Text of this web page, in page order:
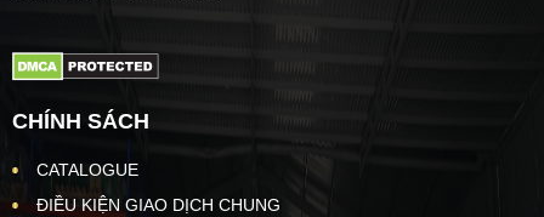
CHÍNH SÁCH
CATALOGUE
ĐIỀU KIỆN GIAO DỊCH CHUNG